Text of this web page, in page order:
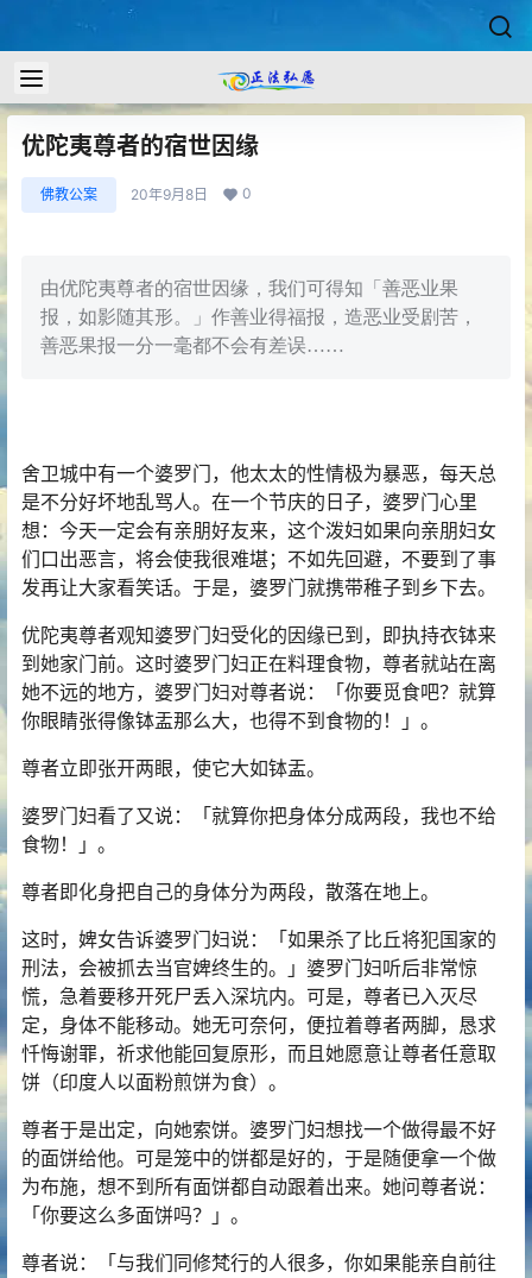
优陀夷尊者的宿世因缘
佛教公案 20年9月8日 0
由优陀夷尊者的宿世因缘，我们可得知「善恶业果
报，如影随其形。」作善业得福报，造恶业受剧苦，
善恶果报一分一毫都不会有差误……
舍卫城中有一个婆罗门，他太太的性情极为暴恶，每天总
是不分好坏地乱骂人。在一个节庆的日子，婆罗门心里
想：今天一定会有亲朋好友来，这个泼妇如果向亲朋妇女
们口出恶言，将会使我很难堪；不如先回避，不要到了事
发再让大家看笑话。于是，婆罗门就携带稚子到乡下去。
优陀夷尊者观知婆罗门妇受化的因缘已到，即执持衣钵来
到她家门前。这时婆罗门妇正在料理食物，尊者就站在离
她不远的地方，婆罗门妇对尊者说：「你要觅食吧？就算
你眼睛张得像钵盂那么大，也得不到食物的！」。
尊者立即张开两眼，使它大如钵盂。
婆罗门妇看了又说：「就算你把身体分成两段，我也不给
食物！」。
尊者即化身把自己的身体分为两段，散落在地上。
这时，婢女告诉婆罗门妇说：「如果杀了比丘将犯国家的
刑法，会被抓去当官婢终生的。」婆罗门妇听后非常惊
慌，急着要移开死尸丢入深坑内。可是，尊者已入灭尽
定，身体不能移动。她无可奈何，便拉着尊者两脚，恳求
忏悔谢罪，祈求他能回复原形，而且她愿意让尊者任意取
饼（印度人以面粉煎饼为食）。
尊者于是出定，向她索饼。婆罗门妇想找一个做得最不好
的面饼给他。可是笼中的饼都是好的，于是随便拿一个做
为布施，想不到所有面饼都自动跟着出来。她问尊者说：
「你要这么多面饼吗？」。
尊者说：「与我们同修梵行的人很多，你如果能亲自前往